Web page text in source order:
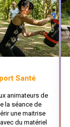
Santé
animateurs de
la séance de
une maitrise
du matériel